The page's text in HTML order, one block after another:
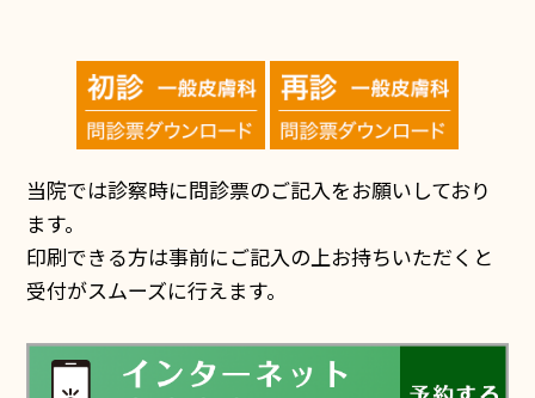
当院では診察時に問診票のご記入をお願いしており
ます。
印刷できる方は事前にご記入の上お持ちいただくと
受付がスムーズに行えます。